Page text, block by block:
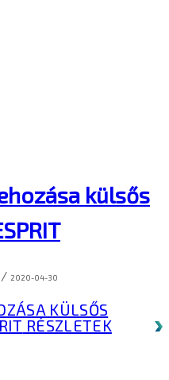
külsős
/ 2020-04-30
KÜLSŐS
RÉSZLETEK